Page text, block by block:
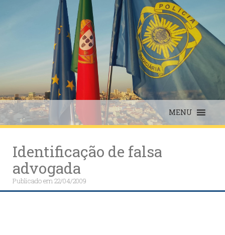
MENU
Identificação de falsa
advogada
Publicado em22/04/2009